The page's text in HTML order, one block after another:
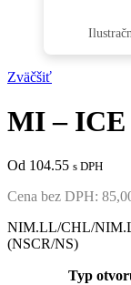
Zväčšiť
MI – ICE
Od 104.55 s DPH
Cena bez DPH:
NIM.LL/CHL/
(NSCR/NS)
Typ